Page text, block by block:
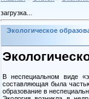
загрузка...
Экологическое
В неспециальном виде
составляющая была
образование в